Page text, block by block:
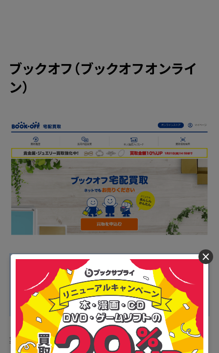
ブックオフ（ブックオフオンライ
ン）
■ブックオフのおすすめポイント
・1度に19箱までの大量集荷が可能
・送料・手数料がすべて無料
・ネット店舗のため自宅から出ずに利用できる
業界最大手のブックオフが展開するネット店舗が「ブッ
×